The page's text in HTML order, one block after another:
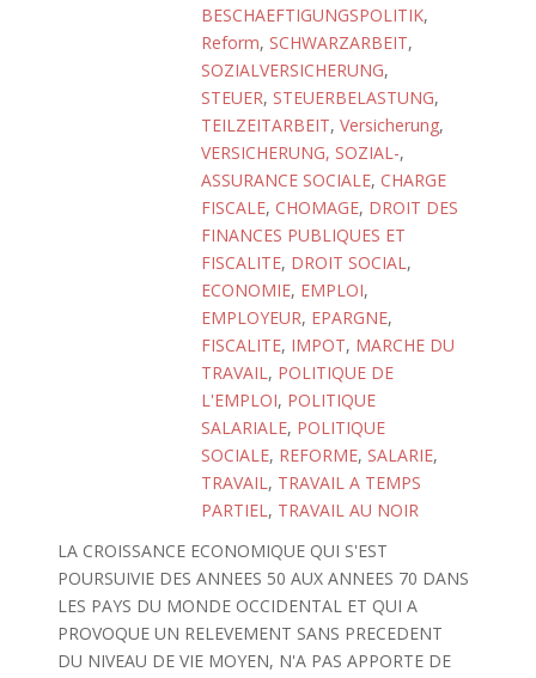
BESCHAEFTIGUNGSPOLITIK,
Reform, SCHWARZARBEIT,
SOZIALVERSICHERUNG,
STEUER, STEUERBELASTUNG,
TEILZEITARBEIT, Versicherung,
VERSICHERUNG, SOZIAL-,
ASSURANCE SOCIALE, CHARGE
FISCALE, CHOMAGE, DROIT DES
FINANCES PUBLIQUES ET
FISCALITE, DROIT SOCIAL,
ECONOMIE, EMPLOI,
EMPLOYEUR, EPARGNE,
FISCALITE, IMPOT, MARCHE DU
TRAVAIL, POLITIQUE DE
L'EMPLOI, POLITIQUE
SALARIALE, POLITIQUE
SOCIALE, REFORME, SALARIE,
TRAVAIL, TRAVAIL A TEMPS
PARTIEL, TRAVAIL AU NOIR
LA CROISSANCE ECONOMIQUE QUI S'EST
POURSUIVIE DES ANNEES 50 AUX ANNEES 70 DANS
LES PAYS DU MONDE OCCIDENTAL ET QUI A
PROVOQUE UN RELEVEMENT SANS PRECEDENT
DU NIVEAU DE VIE MOYEN, N'A PAS APPORTE DE